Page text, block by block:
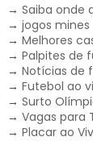
→ Saiba onde
→ jogos mines
→ Melhores
→ Palpites de
→ Notícias de
→ Futebol ao
→ Surto
→ Vagas para
→ Placar ao